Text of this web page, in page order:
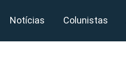
Notícias Colunistas